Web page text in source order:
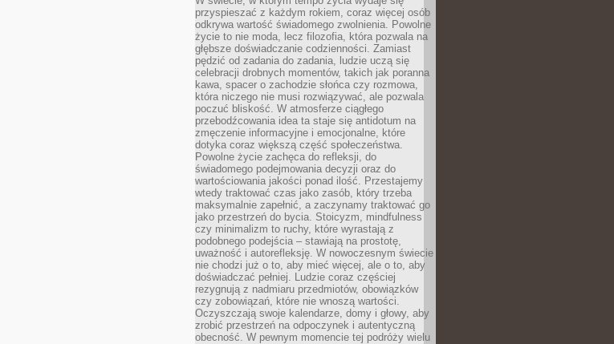
przyspieszać z każdym rokiem, coraz więcej osób
odkrywa wartość świadomego zwolnienia. Powolne
życie to nie moda, lecz filozofia, która pozwala na
głębsze doświadczanie codzienności. Zamiast
pędzić od zadania do zadania, ludzie uczą się
celebracji drobnych momentów, takich jak poranna
kawa, spacer o zachodzie słońca czy rozmowa,
która niczego nie musi rozwiązywać, ale pozwala
poczuć bliskość. W atmosferze ciągłego
przebodźcowania idea ta staje się antidotum na
zmęczenie informacyjne i emocjonalne, które
dotyka coraz większą część społeczeństwa.
Powolne życie zachęca do refleksji, do
świadomego podejmowania decyzji oraz do
wartościowania jakości ponad ilość. Przestajemy
wtedy traktować czas jako zasób, który trzeba
maksymalnie zapełnić, a zaczynamy traktować go
jako przestrzeń do bycia. Stoicyzm, mindfulness
czy minimalizm to ruchy, które wyrastają z
podobnego podejścia – stawiają na prostotę,
uważność i autorefleksję. W nowoczesnym świecie
nie chodzi już o to, aby mieć więcej, ale o to, aby
doświadczać pełniej. Ludzie coraz częściej
rezygnują z nadmiaru przedmiotów, obowiązków
czy zobowiązań, które nie wnoszą wartości.
Oczyszczają swoje kalendarze, domy i głowy, aby
zrobić przestrzeń na odpoczynek i autentyczną
obecność. W pewnym momencie tej podróży wielu